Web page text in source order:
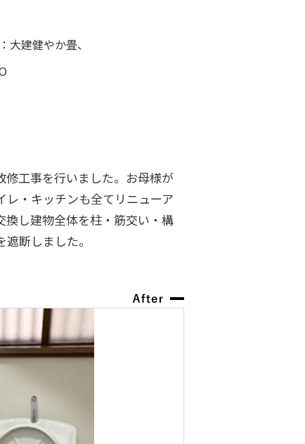
大建健やか畳、
工事を行いました。お母様が
・キッチンも全てリニューア
し建物全体を柱・筋交い・構
断しました。